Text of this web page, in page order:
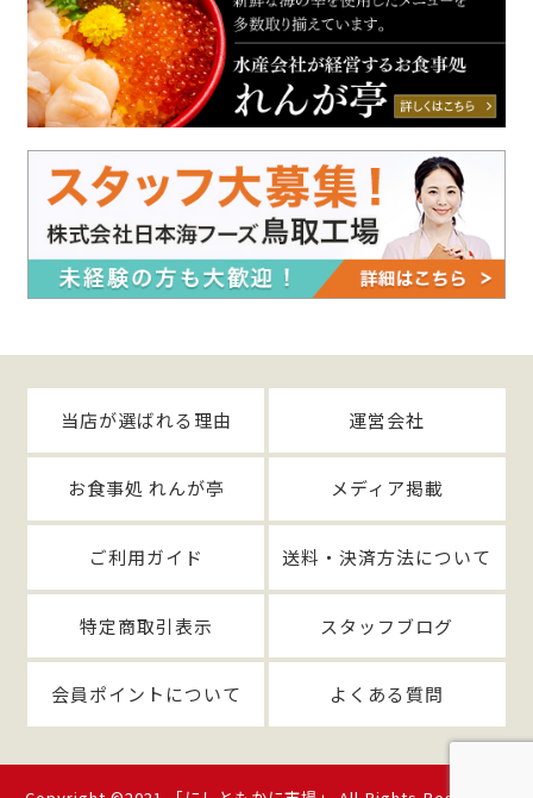
当店が選ばれる理由 運営会社
お食事処 れんが亭 メディア掲載
ご利用ガイド 送料・決済方法について
特定商取引表示 スタッフブログ
会員ポイントについて よくある質問